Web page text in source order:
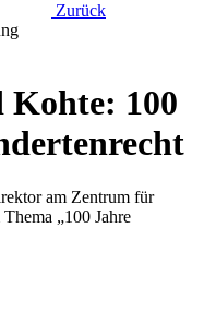
Zurück
100
am Zentrum für
„100 Jahre